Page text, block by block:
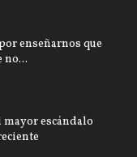
enseñarnos que
no...
escándalo